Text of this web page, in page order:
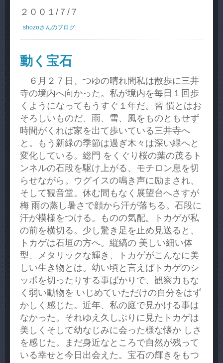
２００１/７/７
shozoさんのブログ
動く宝石
６月２７日、つゆの晴れ間私は散歩に三井
寺の境内へ向かった。私が境内を毎日１回歩
くようになってもうすぐ１年だ。習 慣とはお
そろしいものだ、雨、雪、風をものともせず
時間がくれば家を出て歩いている三井寺へ
と。もう新緑の季節は過ぎ木々は深い緑へと
変化している。総門 をくぐり桜の葉の茂るト
ンネルの石段を駆け上がる、モチロン息を切
らせながら。ウグイスの鳴き声に励まされ、
そして観音堂。休む間もなく展望台へさすが
梅 雨の蒸し暑さで顔から汗が落ちる。石段に
汗が模様をつける。ものの気配。トカゲが私
の前を横切る。少し驚き足を止め見送ると、
トカゲは石垣の方へ。縦縞の 美しい細い体
型、メタリックな輝き、トカゲがこんなに美
しい生き物とは。幼い頃と言えばトカゲのシ
ッポを切ったりする事ばかりで、観察力もな
く弱い動物を いじめていただけの自分をはず
かしく感じた。近年、私の庭で見かける事は
なかった。それゆえ久しぶりに見たトカゲは
美しくそして幼なじみに会った様な懐か しさ
を感じた。まだ身近なところで自然が残って
いる幸せと今日出会えた。宝石の輝きをもつ